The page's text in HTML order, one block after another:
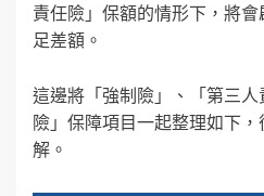
責任險」保額的情形下，將
足差額。
這邊將「強制險」、「第三
險」保障項目一起整理如下
解。